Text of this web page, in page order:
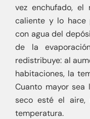
vez enchufado,
caliente y lo hace
con agua del
de la
redistribuye: al
habitaciones, la
Cuanto mayor
seco esté el aire,
temperatura.